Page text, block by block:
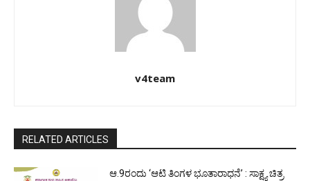
v4team
RELATED ARTICLES
ಆ.9ರಂದು ‘ಆಟಿ ತಿಂಗಳ ಭೂತಾರಾಧನೆ’ : ಸಾಕ್ಷ್ಯ ಚಿತ್ರ